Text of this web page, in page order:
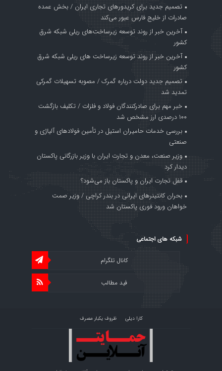
تصمیم جدید برای کریدورهای تجاری ایران / بخش عمده
صادرات از خلیج فارس عبور می‌کند
آخرین خبر از روند توسعه زیرساخت‌های ریلی شبکه شرق
کشور
آخرین خبر از روند توسعه زیرساخت های ریلی شبکه شرق
کشور
تصمیم جدید دولت درباره گمرک / مصوبه تسهیلات گمرکی
تمدید شد
خبر مهم برای صادرکنندگان فولاد و فلزات / تکلیف بازگشت
۱۰۰ درصدی ارز مشخص شد
بررسی خدمات حامیران استیل در تأمین فولادهای آلیاژی و
صنعتی
وزیر صنعت، معدن و تجارت ایران با وزیر بازرگانی پاکستان
دیدار کرد
قفل تجارت ایران و پاکستان باز می‌شود؟
بحران کانتینر‌های ایرانی در بندر کراچی / وزیر صمت
خواهان ورود فوری پاکستان شد
شبکه های اجتماعی
کانال تلگرام
فید مطالب
کارا دیلی ظروف یکبار مصرف